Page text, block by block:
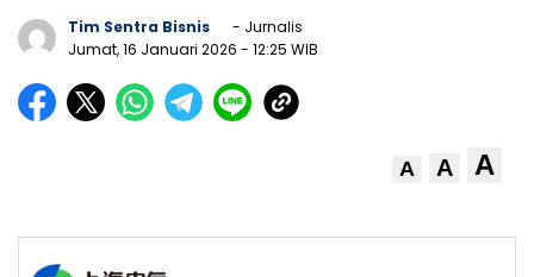
Tim Sentra Bisnis
- Jurnalis
Jumat, 16 Januari 2026 - 12:25 WIB
A A A